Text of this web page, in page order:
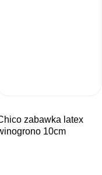
latex
10cm